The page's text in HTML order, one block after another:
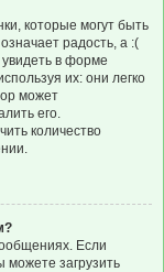
которые могут быть
радость, а :(
в форме
их: они легко
может
его.
количество
Если
загрузить